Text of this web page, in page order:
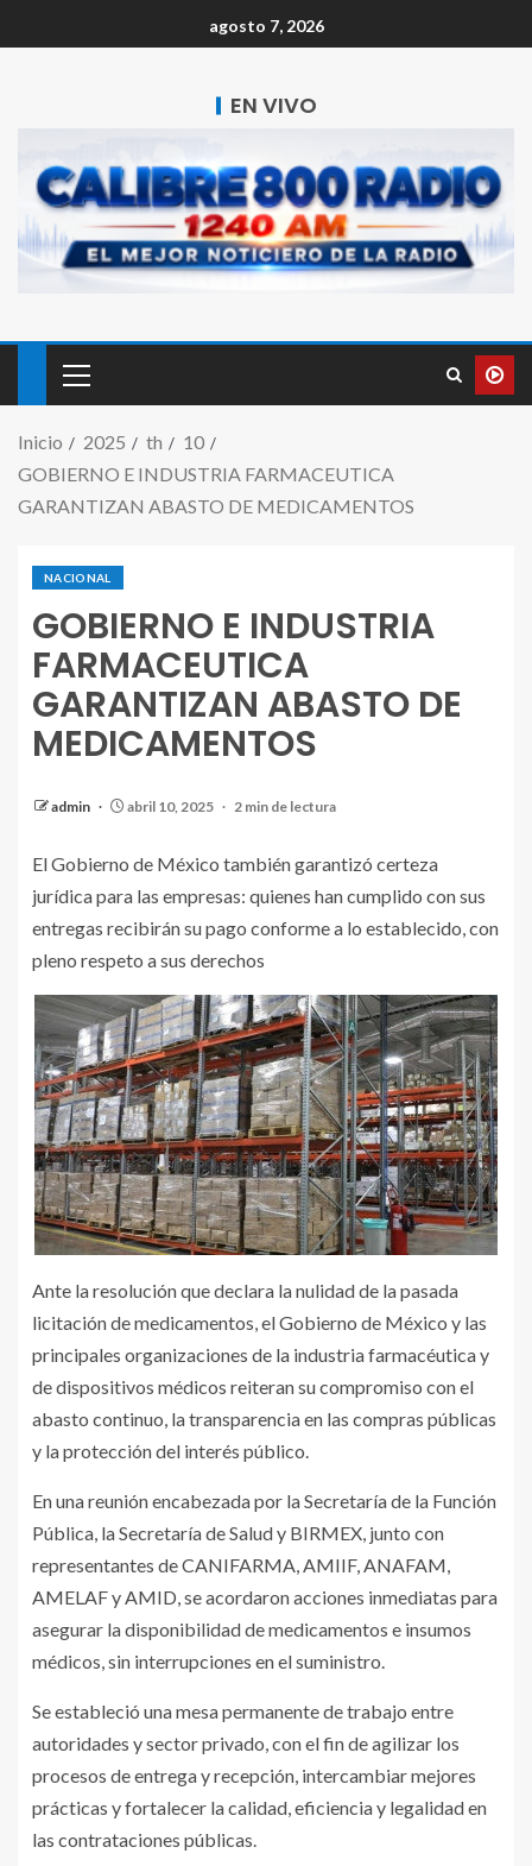
agosto 7, 2026
EN VIVO
Inicio 2025 th
10
GOBIERNO E INDUSTRIA FARMACEUTICA
GARANTIZAN ABASTO DE MEDICAMENTOS
NACIONAL
GOBIERNO E INDUSTRIA
FARMACEUTICA
GARANTIZAN ABASTO DE
MEDICAMENTOS
admin abril 10, 2025 2 min de lectura
El Gobierno de México también garantizó certeza
jurídica para las empresas: quienes han cumplido con sus
entregas recibirán su pago conforme a lo establecido, con
pleno respeto a sus derechos
Ante la resolución que declara la nulidad de la pasada
licitación de medicamentos, el Gobierno de México y las
principales organizaciones de la industria farmacéutica y
de dispositivos médicos reiteran su compromiso con el
abasto continuo, la transparencia en las compras públicas
y la protección del interés público.
En una reunión encabezada por la Secretaría de la Función
Pública, la Secretaría de Salud y BIRMEX, junto con
representantes de CANIFARMA, AMIIF, ANAFAM,
AMELAF y AMID, se acordaron acciones inmediatas para
asegurar la disponibilidad de medicamentos e insumos
médicos, sin interrupciones en el suministro.
Se estableció una mesa permanente de trabajo entre
autoridades y sector privado, con el fin de agilizar los
procesos de entrega y recepción, intercambiar mejores
prácticas y fortalecer la calidad, eficiencia y legalidad en
las contrataciones públicas.